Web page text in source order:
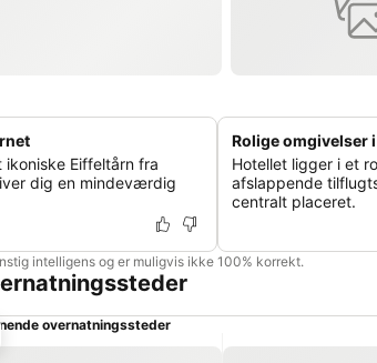
Eiffeltårn fra
dig en mindeværdig
Rolige omgivelser
Hotellet ligger i et
afslappende
centralt placeret.
intelligens og er muligvis ikke 100% korrekt.
overnatningssteder